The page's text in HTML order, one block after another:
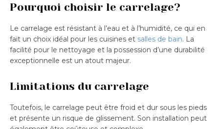
Pourquoi choisir le carrelage?
Le carrelage est résistant à l’eau et à l’humidité, ce qui en
fait un choix idéal pour les cuisines et salles de bain. La
facilité pour le nettoyage et la possession d’une durabilité
exceptionnelle est un atout majeur.
Limitations du carrelage
Toutefois, le carrelage peut être froid et dur sous les pieds
et présente un risque de glissement. Son installation peut